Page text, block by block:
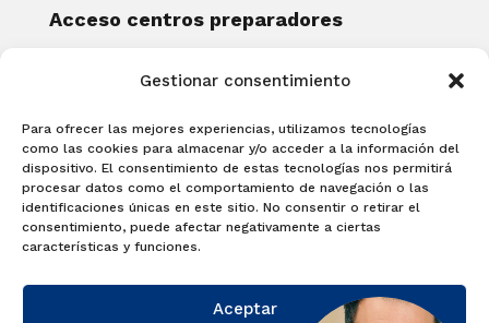
Gestionar consentimiento
Para ofrecer las mejores experiencias, utilizamos tecnologías
como las cookies para almacenar y/o acceder a la información del
dispositivo. El consentimiento de estas tecnologías nos permitirá
procesar datos como el comportamiento de navegación o las
identificaciones únicas en este sitio. No consentir o retirar el
consentimiento, puede afectar negativamente a ciertas
características y funciones.
Aceptar
Acceso centros preparadores
Becas Examia
Contacto
CERTIFICACIONES
Linguaskill
Cambridge English Qualifications
EXAMÍNATE
Matricúlate con nosotros y obtén tu